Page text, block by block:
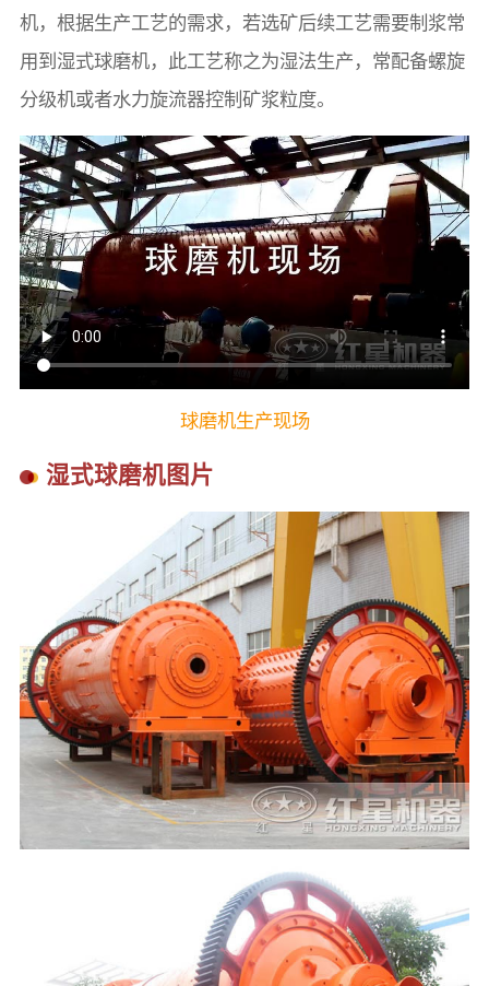
机，根据生产工艺的需求，若选矿后续工艺需要制浆常
用到湿式球磨机，此工艺称之为湿法生产，常配备螺旋
分级机或者水力旋流器控制矿浆粒度。
球磨机生产现场
湿式球磨机图片